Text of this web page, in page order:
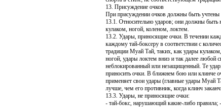
13. Присуждение очков
При присуждении очков должны быть
13.1. Относительно ударов; они должны
кулаком, ногой, коленом, локтем.
13.2. Удары, приносящие очки. В течении
каждому тай-боксеру в соответствии с
традиции Муай Тай, таких, как удары
ногой, удары локтем вниз и так далее
неблокированный или незащищенный. Те
приносить очки. В ближнем бою или клинче
применяет свои удары (главные удары Муай
лучше, чем его противник, когда клинч
13.3. Удары, не приносящие очки:
- тай-бокс, нарушающий какие-либо